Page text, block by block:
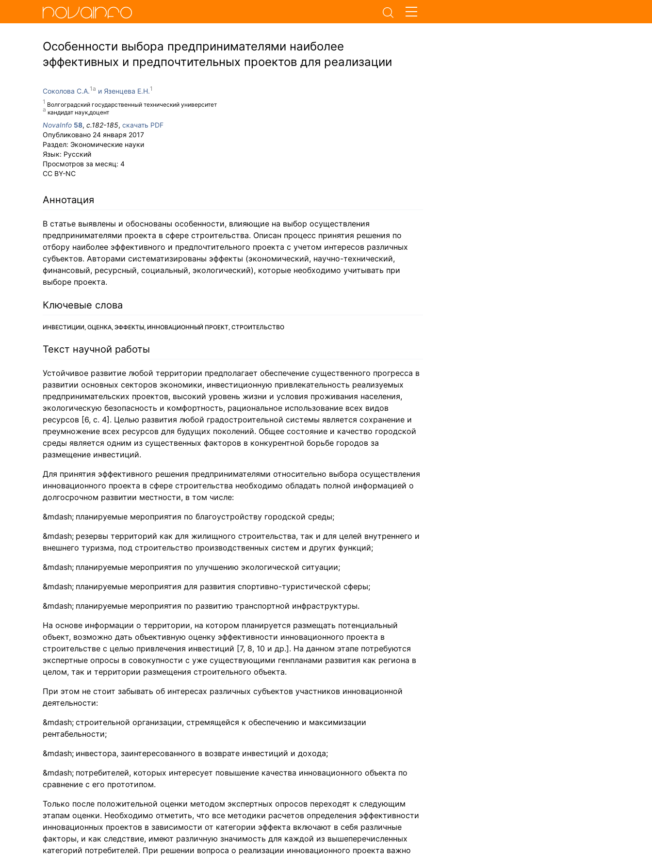
Особенности выбора предпринимателями наиболее
эффективных и предпочтительных проектов для реализации
Соколова С.А.
Волгоградский государственный технический университет
кандидат наук,доцент
Язенцева Е.Н.
NovaInfo 58, с.182-185, скачать PDF
Опубликовано 24 января 2017
Раздел: Экономические науки
Язык: Русский
Просмотров за месяц: 4
CC BY-NC
Аннотация
В статье выявлены и обоснованы особенности, влияющие на выбор осуществления
предпринимателями проекта в сфере строительства. Описан процесс принятия решения по
отбору наиболее эффективного и предпочтительного проекта с учетом интересов различных
субъектов. Авторами систематизированы эффекты (экономический, научно-технический,
финансовый, ресурсный, социальный, экологический), которые необходимо учитывать при
выборе проекта.
Ключевые слова
ИНВЕСТИЦИИ, ОЦЕНКА, ЭФФЕКТЫ, ИННОВАЦИОННЫЙ ПРОЕКТ, СТРОИТЕЛЬСТВО
Текст научной работы
Устойчивое развитие любой территории предполагает обеспечение существенного прогресса в
развитии основных секторов экономики, инвестиционную привлекательность реализуемых
предпринимательских проектов, высокий уровень жизни и условия проживания населения,
экологическую безопасность и комфортность, рациональное использование всех видов
ресурсов [6, с. 4]. Целью развития любой градостроительной системы является сохранение и
преумножение всех ресурсов для будущих поколений. Общее состояние и качество городской
среды является одним из существенных факторов в конкурентной борьбе городов за
размещение инвестиций.
Для принятия эффективного решения предпринимателями относительно выбора осуществления
инновационного проекта в сфере строительства необходимо обладать полной информацией о
долгосрочном развитии местности, в том числе:
планируемые мероприятия по благоустройству городской среды;
резервы территорий как для жилищного строительства, так и для целей внутреннего и
внешнего туризма, под строительство производственных систем и других функций;
планируемые мероприятия по улучшению экологической ситуации;
планируемые мероприятия для развития спортивно-туристической сферы;
планируемые мероприятия по развитию транспортной инфраструктуры.
На основе информации о территории, на котором планируется размещать потенциальный
объект, возможно дать объективную оценку эффективности инновационного проекта в
строительстве с целью привлечения инвестиций [7, 8, 10 и др.]. На данном этапе потребуются
экспертные опросы в совокупности с уже существующими генпланами развития как региона в
целом, так и территории размещения строительного объекта.
При этом не стоит забывать об интересах различных субъектов участников инновационной
деятельности:
строительной организации, стремящейся к обеспечению и максимизации
рентабельности;
инвестора, заинтересованного в возврате инвестиций и дохода;
потребителей, которых интересует повышение качества инновационного объекта по
сравнение с его прототипом.
Только после положительной оценки методом экспертных опросов переходят к следующим
этапам оценки. Необходимо отметить, что все методики расчетов определения эффективности
инновационных проектов в зависимости от категории эффекта включают в себя различные
факторы, и как следствие, имеют различную значимость для каждой из вышеперечисленных
категорий потребителей. При решении вопроса о реализации инновационного проекта важно